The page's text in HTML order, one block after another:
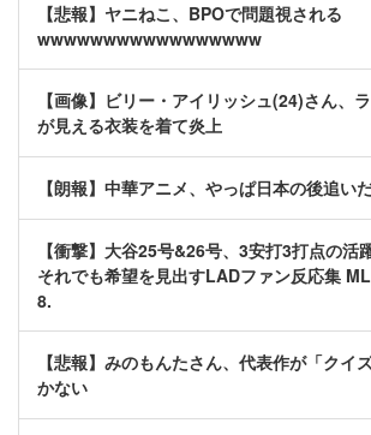
【悲報】ヤニねこ、BPOで問題視される
wwwwwwwwwwwwwwwww
【画像】ビリー・アイリッシュ(24)さん、
が見える衣装を着て炎上
【朗報】中華アニメ、やっぱ日本の後追い
【衝撃】大谷25号&26号、3安打3打点の
それでも希望を見出すLADファン反応集
8.
【悲報】みのもんたさん、代表作が「クイ
かない